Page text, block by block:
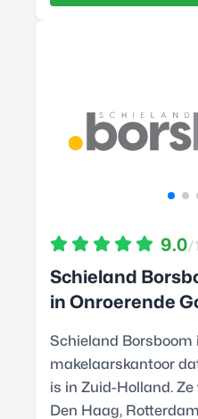
9.0/
Schieland
in Onroerende
Schieland Borsboom
makelaarskantoor
is in Zuid-Holland.
Den Haag,